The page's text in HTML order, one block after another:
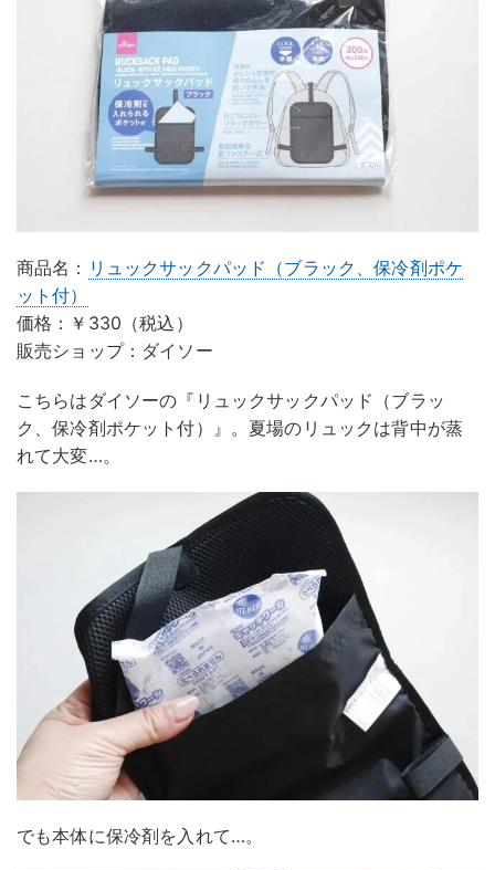
商品名： リュックサックパッド（ブラック、保冷剤ポケ
ット付）
価格：￥330（税込）
販売ショップ：ダイソー
こちらはダイソーの『リュックサックパッド（ブラッ
ク、保冷剤ポケット付）』。夏場のリュックは背中が蒸
れて大変…。
でも本体に保冷剤を入れて…。